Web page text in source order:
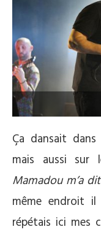
Ça dansait
mais aussi sur
Mamadou m’a dit
même endroit
répétais ici mes